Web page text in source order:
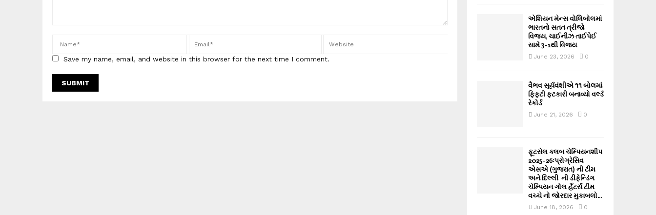
Save my name, email, and website in this browser for the next time I comment.
એશિયન મેન્સ વોલિબોલમાં
ભારતનો સતત ત્રીજો
વિજય, ચાઈનીઝ તાઈપેઈ
સામે 3-1થી વિજય
June 23, 2026 0
વૈભવ સૂર્યવંશીએ ૧૧ બોલમાં
ફિફ્ટી ફટકારી બનાવ્યો વર્લ્ડ
રેકોર્ડ
June 21, 2026 0
ફૂટસેલ ક્લબ ચેમ્પિયનશીપ
2025-26ઃપ્રોગ્રેસિવ
એસએ (ગુજરાત) ની ટીમ
અને દિલ્લી ની ડીફેન્ડિંગ
ચેમ્પિયન ગોલ હઁટર્સ ટીમ
વચ્ચે નો જોરદાર મુકાબલો...
June 18, 2026 0